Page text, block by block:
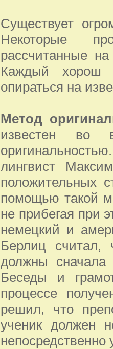
Существует
Некоторые
рассчитанные
Каждый хорош
опираться на
Метод
известен во
лингвист
положительных
помощью такой
не прибегая при
немецкий и
Берлиц
должны сначала
Беседы и
процессе
решил, что
ученик должен
непосредственно